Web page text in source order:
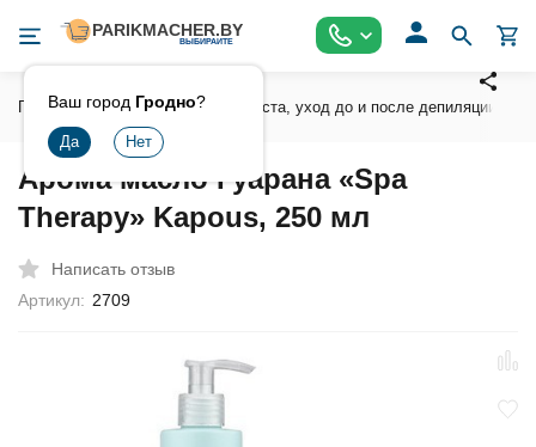
Ваш город Гродно?
Главная Воски , сахарная паста, уход до и после депиляции
Арома масло Гуарана «Spa
Therapy» Kapous, 250 мл
Написать отзыв
Артикул: 2709